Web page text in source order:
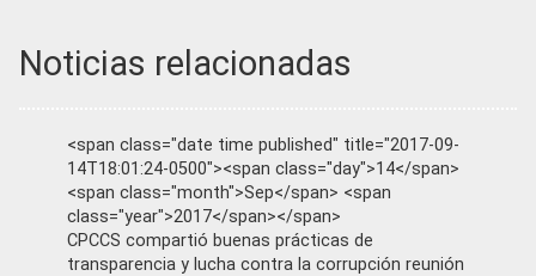
Noticias relacionadas
<span class="date time published" title="2017-09-
14T18:01:24-0500"><span class="day">14</span>
<span class="month">Sep</span> <span
class="year">2017</span></span>
CPCCS compartió buenas prácticas de
transparencia y lucha contra la corrupción reunión